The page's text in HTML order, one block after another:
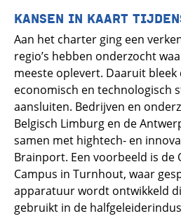
KANSEN IN KAART
Aan het charter ging een
regio’s hebben onderzocht
meeste oplevert. Daaruit bleek
economisch en technologisch
aansluiten. Bedrijven en
Belgisch Limburg en de
samen met hightech- en
Brainport. Een voorbeeld is de
Campus in Turnhout, waar
apparatuur wordt ontwikkeld
gebruikt in de